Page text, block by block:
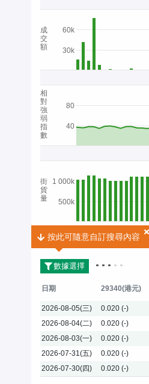
30k
60k
40
80
500k
1 000k
2026
成
交
額
相
對
強
弱
指
數
街
貨
量
數據選擇
按此可隨意自訂搜尋內容
按此可隨意自訂搜尋內容
日期 29340(港元)
2026-08-05(三)
0.020 (-)
2026-08-04(二)
0.020 (-)
2026-08-03(一)
0.020 (-)
2026-07-31(五)
0.020 (-)
2026-07-30(四)
0.020 (-)